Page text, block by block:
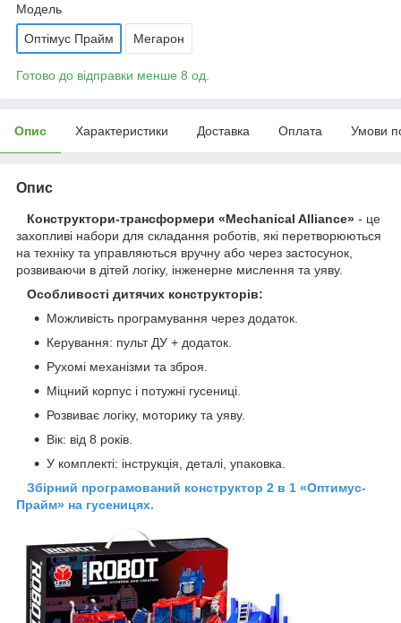
Модель
Оптімус Прайм Мегарон
Готово до відправки менше 8 од.
Опис Характеристики Доставка Оплата Умови
Опис
Конструктори-трансформери «Mechanical Alliance» - це
захопливі набори для складання роботів, які перетворюються
на техніку та управляються вручну або через застосунок,
розвиваючи в дітей логіку, інженерне мислення та уяву.
Особливості дитячих конструкторів:
Можливість програмування через додаток.
Керування: пульт ДУ + додаток.
Рухомі механізми та зброя.
Міцний корпус і потужні гусениці.
Розвиває логіку, моторику та уяву.
Вік: від 8 років.
У комплекті: інструкція, деталі, упаковка.
Збірний програмований конструктор 2 в 1 «Оптимус-
Прайм» на гусеницях.